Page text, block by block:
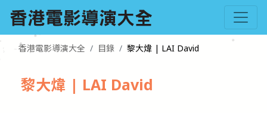
香港電影導演大全 目錄 黎大煒 | LAI David
黎大煒 | LAI David